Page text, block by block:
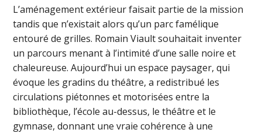
L’aménagement extérieur faisait partie de la mission
tandis que n’existait alors qu’un parc famélique
entouré de grilles. Romain Viault souhaitait inventer
un parcours menant à l’intimité d’une salle noire et
chaleureuse. Aujourd’hui un espace paysager, qui
évoque les gradins du théâtre, a redistribué les
circulations piétonnes et motorisées entre la
bibliothèque, l’école au-dessus, le théâtre et le
gymnase, donnant une vraie cohérence à une